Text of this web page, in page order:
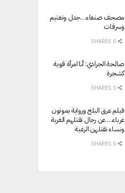
مصحف صنعاء…جدل وتعتيم
وسرقات
صالحة الجرادي: أنا امرأة قوية
كشجرة
فيلم عرق البلح ورواية يموتون
غرباء… عن رجال تقتلهم الغربة
ونساء تقتلهن الرغبة